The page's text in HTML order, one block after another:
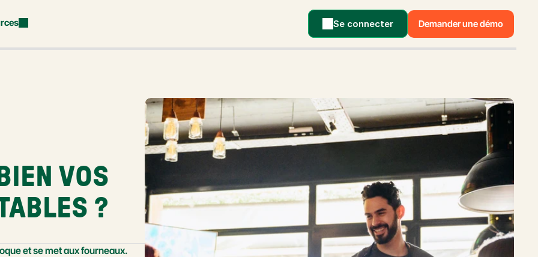
Se connecter Demander une démo
VOS
?
et se met aux fourneaux.